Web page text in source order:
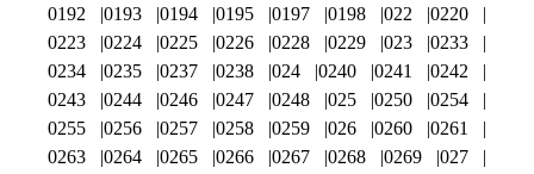
0192 0193 0194 0195 0197 0198 022
0220
0223
0224 0225 0226 0228 0229 023
0233
0234
0235 0237 0238 024 0240 0241
0242
0243
0244 0246 0247 0248 025 0250
0254
0255
0256 0257 0258 0259 026 0260
0261
0263
0264 0265 0266 0267 0268 0269
027